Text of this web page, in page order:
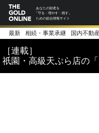
あなたの財産を
「守る・増やす・残す」
ための総合情報サイト
最新 相続・事業承継 国内不動
［連載］
祇園・高級天ぷら店の